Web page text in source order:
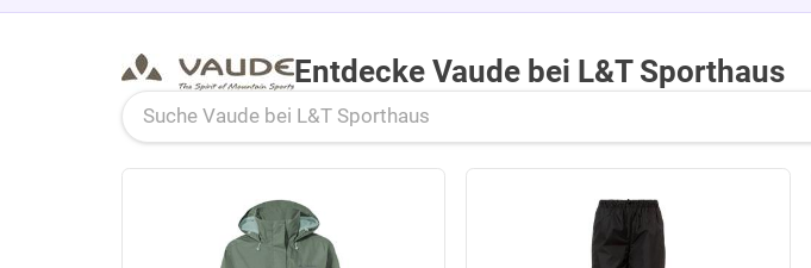
Zu den Produkten springenEntdecke Vaude bei L&T Sporthaus